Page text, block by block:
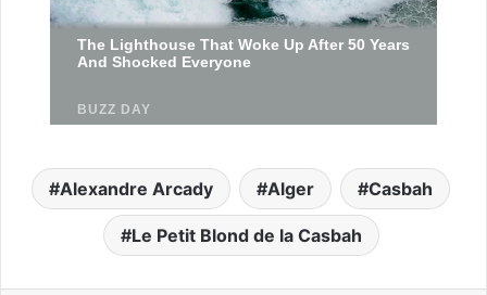
Alexandre Arcady Alger Casbah
Le Petit Blond de la Casbah